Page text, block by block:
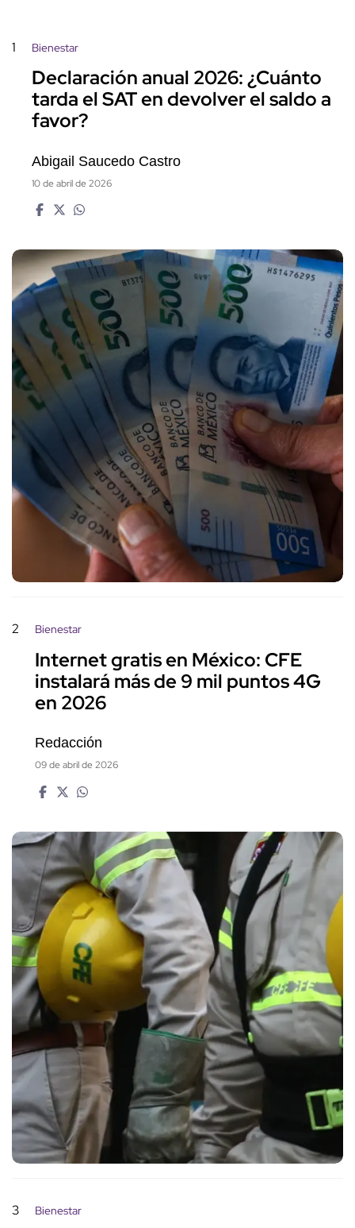
1 Bienestar
Declaración anual 2026: ¿Cuánto
tarda el SAT en devolver el saldo a
favor?
Abigail Saucedo Castro
10 de abril de 2026
2 Bienestar
Internet gratis en México: CFE
instalará más de 9 mil puntos 4G
en 2026
Redacción
09 de abril de 2026
3 Bienestar